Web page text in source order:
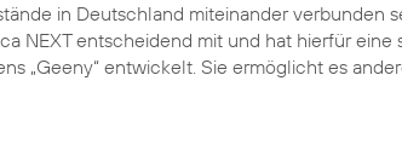
in Deutschland miteinander verbunden
NEXT entscheidend mit und hat hierfür eine
„Geeny“ entwickelt. Sie ermöglicht es